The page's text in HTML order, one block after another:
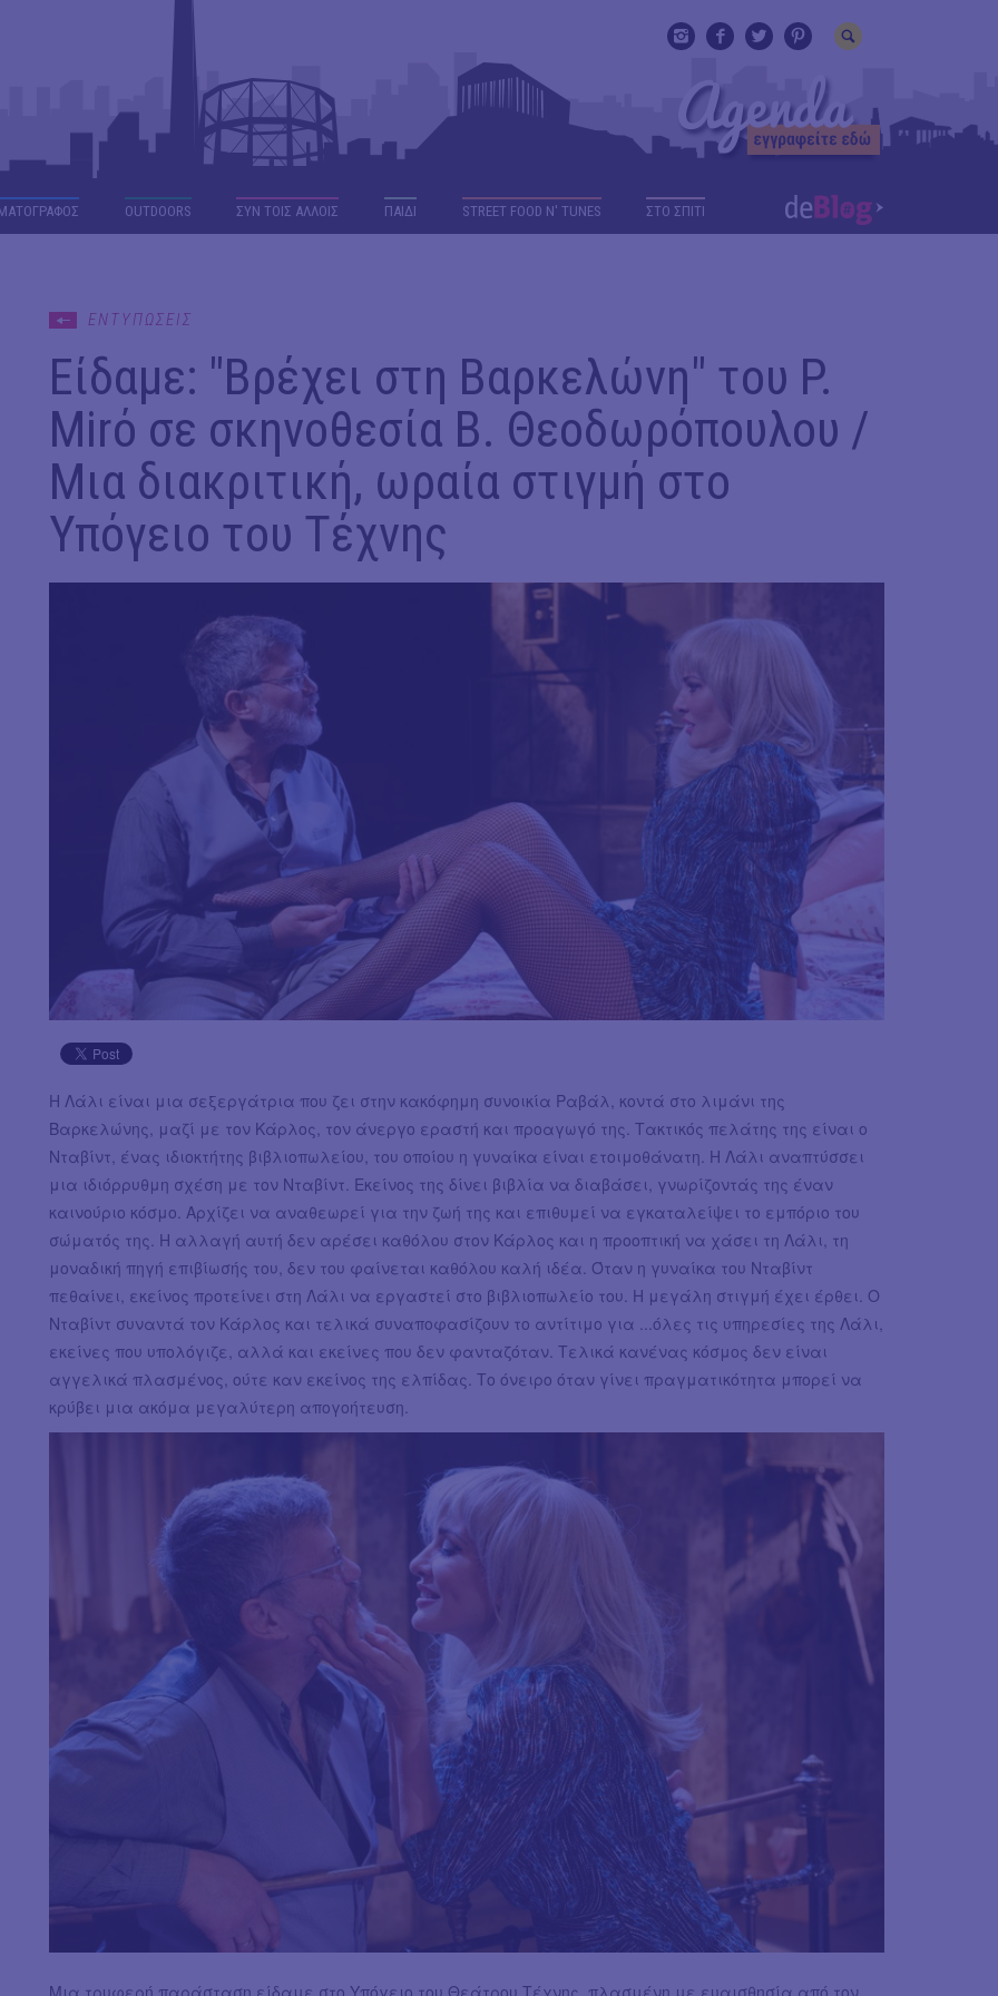
OUTDΟORS ΣΥΝ ΤΟΙΣ ΑΛΛΟΙΣ ΠΑΙΔΙ STREET FOOD N' TUNES ΣΤΟ ΣΠΙΤΙ
ΕΝΤΥΠΩΣΕΙΣ
Είδαμε: "Βρέχει στη Βαρκελώνη" του P.
Mirό σε σκηνοθεσία Β. Θεοδωρόπουλου /
Μια διακριτική, ωραία στιγμή στο
Υπόγειο του Τέχνης
Η Λάλι είναι μια σεξεργάτρια που ζει στην κακόφημη συνοικία Ραβάλ, κοντά στο λιμάνι της
Βαρκελώνης, μαζί με τον Κάρλος, τον άνεργο εραστή και προαγωγό της. Τακτικός πελάτης της είναι ο
Νταβίντ, ένας ιδιοκτήτης βιβλιοπωλείου, του οποίου η γυναίκα είναι ετοιμοθάνατη. Η Λάλι αναπτύσσει
μια ιδιόρρυθμη σχέση με τον Νταβίντ. Εκείνος της δίνει βιβλία να διαβάσει, γνωρίζοντάς της έναν
καινούριο κόσμο. Αρχίζει να αναθεωρεί για την ζωή της και επιθυμεί να εγκαταλείψει το εμπόριο του
σώματός της. Η αλλαγή αυτή δεν αρέσει καθόλου στον Κάρλος και η προοπτική να χάσει τη Λάλι, τη
μοναδική πηγή επιβίωσής του, δεν του φαίνεται καθόλου καλή ιδέα. Όταν η γυναίκα του Νταβίντ
πεθαίνει, εκείνος προτείνει στη Λάλι να εργαστεί στο βιβλιοπωλείο του. Η μεγάλη στιγμή έχει έρθει. Ο
Νταβίντ συναντά τον Κάρλος και τελικά συναποφασίζουν το αντίτιμο για ...όλες τις υπηρεσίες της Λάλι,
εκείνες που υπολόγιζε, αλλά και εκείνες που δεν φανταζόταν. Τελικά κανένας κόσμος δεν είναι
αγγελικά πλασμένος, ούτε καν εκείνος της ελπίδας. Το όνειρο όταν γίνει πραγματικότητα μπορεί να
κρύβει μια ακόμα μεγαλύτερη απογοήτευση.
Μια τρυφερή παράσταση είδαμε στο Υπόγειο του Θεάτρου Τέχνης, πλασμένη με ευαισθησία από τον